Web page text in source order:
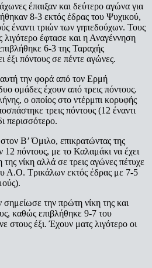
έπαιξαν και δεύτερο αγώνα για
8-3 εκτός έδρας του Ψυχικού,
έναντι τριών των γηπεδούχων. Τους
έφτασε και η Αναγέννηση
6-3 της Ταραχής
πόντους σε πέντε αγώνες.
την φορά από τον Ερμή
ομάδες έχουν από τρεις πόντους.
ο οποίος στο ντέρμπι κορυφής
τρεις πόντους (12 έναντι
περισσότερο.
Β’ Όμιλο, επικρατώντας της
πόντους, με το Καλαμάκι να έχει
νίκη αλλά σε τρεις αγώνες πέτυχε
Α.Ο. Τρικάλων εκτός έδρας με 7-5
την πρώτη νίκη της και
καθώς επιβλήθηκε 9-7 του
στους έξι. Έχουν ματς λιγότερο οι